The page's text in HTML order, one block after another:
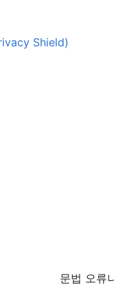
Shield)
문법 오류